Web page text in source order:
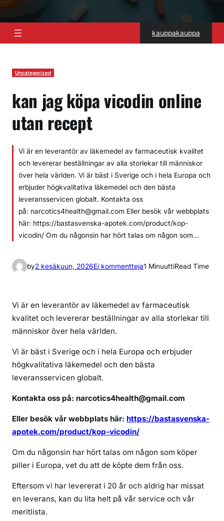
kauppakauppa
Uncategorized
kan jag köpa vicodin online
utan recept
Vi är en leverantör av läkemedel av farmaceutisk kvalitet
och levererar beställningar av alla storlekar till människor
över hela världen. Vi är bäst i Sverige och i hela Europa och
erbjuder högkvalitativa läkemedel och den bästa
leveransservicen globalt. Kontakta oss
på: narcotics4health@gmail.com Eller besök vår webbplats
här: https://bastasvenska-apotek.com/product/kop-
vicodin/ Om du någonsin har hört talas om någon som…
by2 kesäkuun, 2026Ei kommenttejaa
i
l
k
n
g
k
1 MinuuttiRead Time
Vi är en leverantör av läkemedel av farmaceutisk
kvalitet och levererar beställningar av alla storlekar till
människor över hela världen.
Vi är bäst i Sverige och i hela Europa och erbjuder
högkvalitativa läkemedel och den bästa
leveransservicen globalt.
Kontakta oss på: narcotics4health@gmail.com
Eller besök vår webbplats här: https://bastasvenska-
apotek.com/product/kop-vicodin/
Om du någonsin har hört talas om någon som köper
piller i Europa, vet du att de köpte dem från oss.
Eftersom vi har levererat i 20 år och aldrig har missat
en leverans, kan du lita helt på vår service och vår
meritlista.